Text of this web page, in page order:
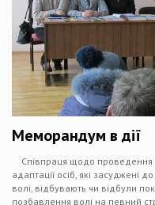
Меморандум в дії
Співпраця щодо проведення
адаптації осіб, які засуджені
волі, відбувають чи відбули
позбавлення волі на певний